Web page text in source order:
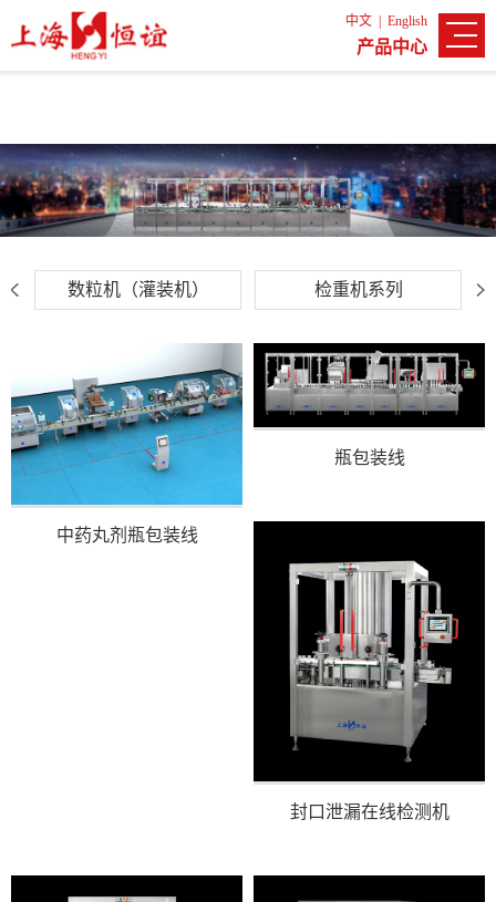
中文 English
产品中心
数粒机（灌装机） 检重机系列
3
4
5
6
中药丸剂瓶包装线
瓶包装线
封口泄漏在线检测机